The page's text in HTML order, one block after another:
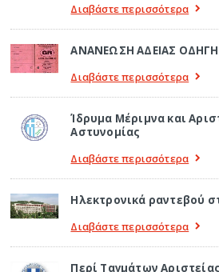
Διαβάστε περισσότερα
ΑΝΑΝΕΩΣΗ ΑΔΕΙΑΣ
Διαβάστε περισσότερα
Ίδρυμα Μέριμνα και
Αστυνομίας
Διαβάστε περισσότερα
Ηλεκτρονικά ραντεβού
Διαβάστε περισσότερα
Περί Ταγμάτων